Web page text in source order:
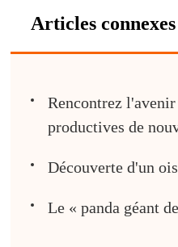
Articles connexes
Rencontrez
productives de
Découverte d'un
Le « panda géant